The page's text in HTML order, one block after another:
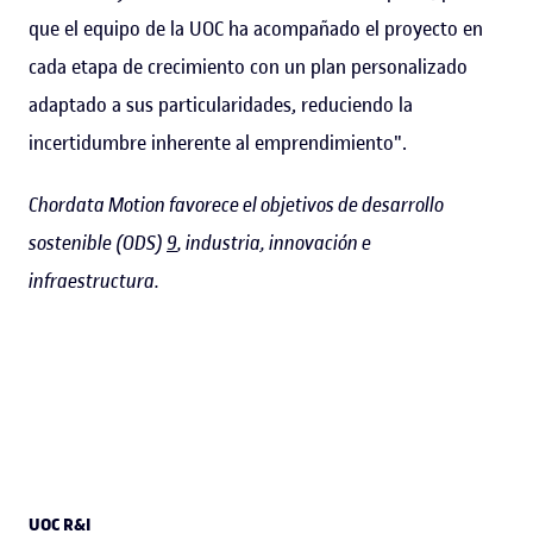
que el equipo de la UOC ha acompañado el proyecto en
cada etapa de crecimiento con un plan personalizado
adaptado a sus particularidades, reduciendo la
incertidumbre inherente al emprendimiento".
Chordata Motion favorece el objetivos de desarrollo
sostenible (ODS)9, industria, innovación e
infraestructura.
UOC R&I